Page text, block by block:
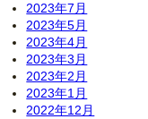
2023年7月
2023年5月
2023年4月
2023年3月
2023年2月
2023年1月
2022年12月